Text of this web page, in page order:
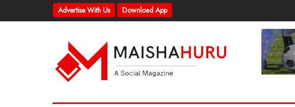
Advertise With Us Download App